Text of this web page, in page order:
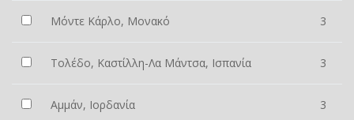
Μόντε Κάρλο, Μονακό 3
Τολέδο, Καστίλλη-Λα Μάντσα, Ισπανία 3
Αμμάν, Ιορδανία 3